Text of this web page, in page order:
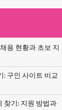
용 현황과 초보 지
: 구인 사이트 비교
찾기: 지원 방법과